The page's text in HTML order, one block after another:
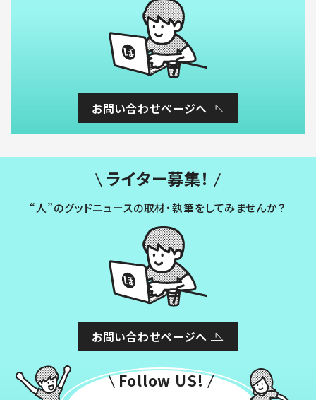
お問い合わせページへ
ライター募集！
“人”のグッドニュースの取材・執筆をしてみませんか？
お問い合わせページへ
Follow US!